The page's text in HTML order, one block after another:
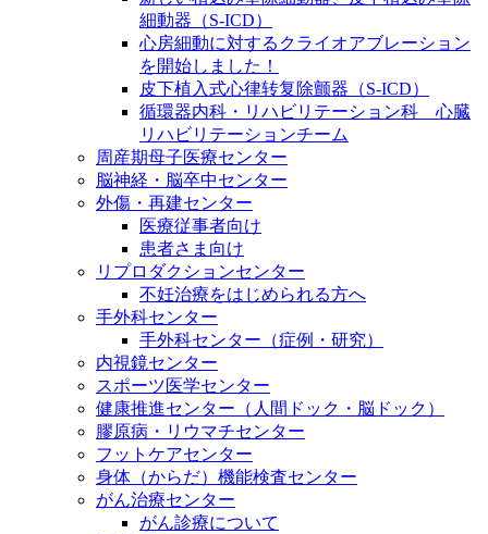
細動器（S-ICD）
心房細動に対するクライオアブレーション
を開始しました！
皮下植入式心律转复除颤器（S-ICD）
循環器内科・リハビリテーション科 心臓
リハビリテーションチーム
周産期母子医療センター
脳神経・脳卒中センター
外傷・再建センター
医療従事者向け
患者さま向け
リプロダクションセンター
不妊治療をはじめられる方へ
手外科センター
手外科センター（症例・研究）
内視鏡センター
スポーツ医学センター
健康推進センター（人間ドック・脳ドック）
膠原病・リウマチセンター
フットケアセンター
身体（からだ）機能検査センター
がん治療センター
がん診療について